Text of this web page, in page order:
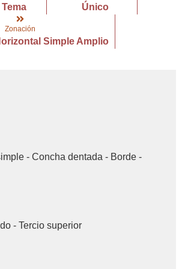
Tema Único
Zonación
Simple Amplio
- Concha dentada - Borde -
- Tercio superior